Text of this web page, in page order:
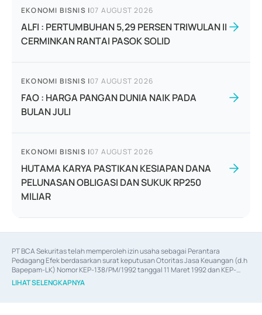
EKONOMI BISNIS |07 AUGUST 2026
ALFI : PERTUMBUHAN 5,29 PERSEN TRIWULAN II
CERMINKAN RANTAI PASOK SOLID
EKONOMI BISNIS |07 AUGUST 2026
FAO : HARGA PANGAN DUNIA NAIK PADA
BULAN JULI
EKONOMI BISNIS |07 AUGUST 2026
HUTAMA KARYA PASTIKAN KESIAPAN DANA
PELUNASAN OBLIGASI DAN SUKUK RP250
MILIAR
PT BCA Sekuritas telah memperoleh izin usaha sebagai Perantara
Pedagang Efek berdasarkan surat keputusan Otoritas Jasa Keuangan (d.h
Bapepam-LK) Nomor KEP-138/PM/1992 tanggal 11 Maret 1992 dan KEP-
06/D.04/2014 tanggal 28 Februari 2014, izin usaha sebagai Penjamin Emisi
Efek berdasarkan surat keputusan Otoritas Jasa Keuangan Nomor KEP-
LIHAT SELENGKAPNYA